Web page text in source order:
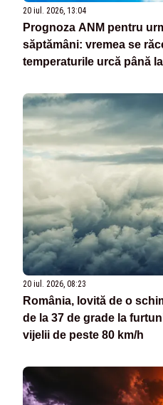
20 iul. 2026, 13:04
Prognoza ANM pentru
săptămâni: vremea se
temperaturile urcă până
20 iul. 2026, 08:23
România, lovită de o
de la 37 de grade la
vijelii de peste 80 km/h